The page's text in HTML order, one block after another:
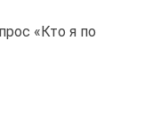
«Кто я по